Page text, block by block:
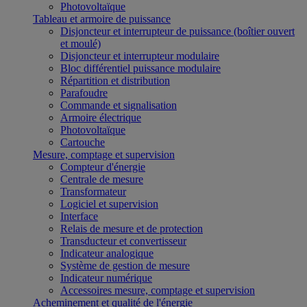
Photovoltaïque
Tableau et armoire de puissance
Disjoncteur et interrupteur de puissance (boîtier ouvert
et moulé)
Disjoncteur et interrupteur modulaire
Bloc différentiel puissance modulaire
Répartition et distribution
Parafoudre
Commande et signalisation
Armoire électrique
Photovoltaïque
Cartouche
Mesure, comptage et supervision
Compteur d'énergie
Centrale de mesure
Transformateur
Logiciel et supervision
Interface
Relais de mesure et de protection
Transducteur et convertisseur
Indicateur analogique
Système de gestion de mesure
Indicateur numérique
Accessoires mesure, comptage et supervision
Acheminement et qualité de l'énergie